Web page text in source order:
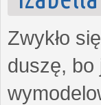
Zwykło
duszę, bo